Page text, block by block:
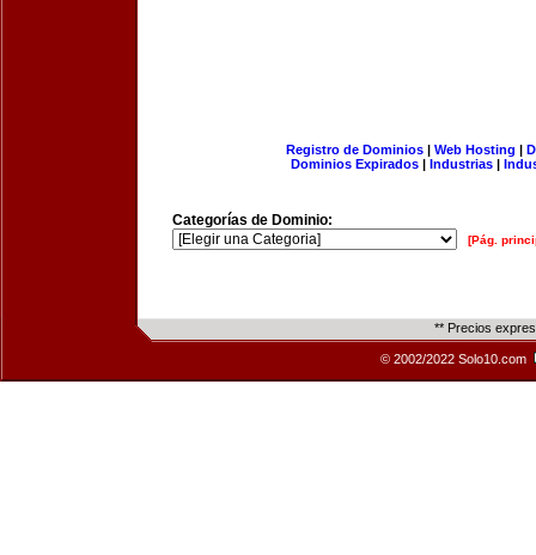
Registro de Dominios| Web Hosting |
Dominios Expirados | Industrias |
Categorías de Dominio:
[Pág.
** Precios
© 2002/2022 Solo10.com